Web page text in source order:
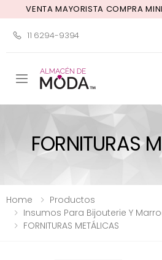
MAYORISTA COMPRA MINIMA
11 6294-9394
Toggle mobile
FORNITURAS
Home
Productos
Insumos Para Bijouterie Y
FORNITURAS METÁLICAS